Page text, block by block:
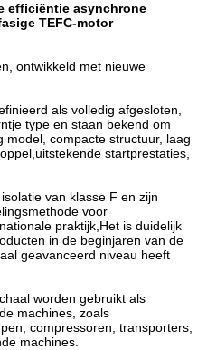
efficiëntie asynchrone
TEFC-motor
ontwikkeld met nieuwe
als volledig afgesloten,
type en staan bekend om
model, compacte structuur, laag
startprestaties,
van klasse F en zijn
voor
praktijk,Het is duidelijk
in de beginjaren van de
geavanceerd niveau heeft
worden gebruikt als
machines, zoals
compressoren, transporters,
machines.